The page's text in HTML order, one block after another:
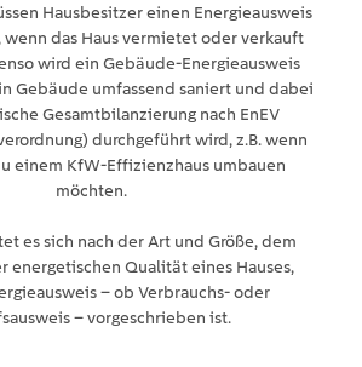
Hausbesitzer einen Energieausweis
wenn das Haus vermietet oder verkauft
wird ein Gebäude-Energieausweis
Gebäude umfassend saniert und dabei
Gesamtbilanzierung nach EnEV
durchgeführt wird, z.B. wenn
einem KfW-Effizienzhaus umbauen
möchten.
es sich nach der Art und Größe, dem
energetischen Qualität eines Hauses,
– ob Verbrauchs- oder
– vorgeschrieben ist.